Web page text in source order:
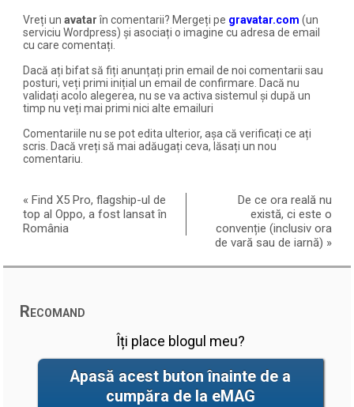
Vreți unavatarîn comentarii? Mergeți pe gravatar.com (un
serviciu Wordpress) și asociați o imagine cu adresa de email
cu care comentați.
Dacă ați bifat să fiți anunțați prin email de noi comentarii sau
posturi, veți primi inițial un email de confirmare. Dacă nu
validați acolo alegerea, nu se va activa sistemul și după un
timp nu veți mai primi nici alte emailuri
Comentariile nu se pot edita ulterior, așa că verificați ce ați
scris. Dacă vreți să mai adăugați ceva, lăsați un nou
comentariu.
«Find X5 Pro, flagship-ul de
top al Oppo, a fost lansat în
România
De ce ora reală nu
există, ci este o
convenție (inclusiv ora
de vară sau de iarnă) »
Recomand
Îți place blogul meu?
Apasă acest buton înainte de a
cumpăra de la eMAG